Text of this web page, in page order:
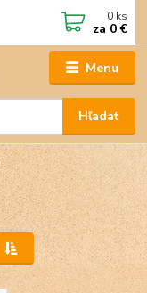
Menu
Hľadať
0 ks
za 0 €